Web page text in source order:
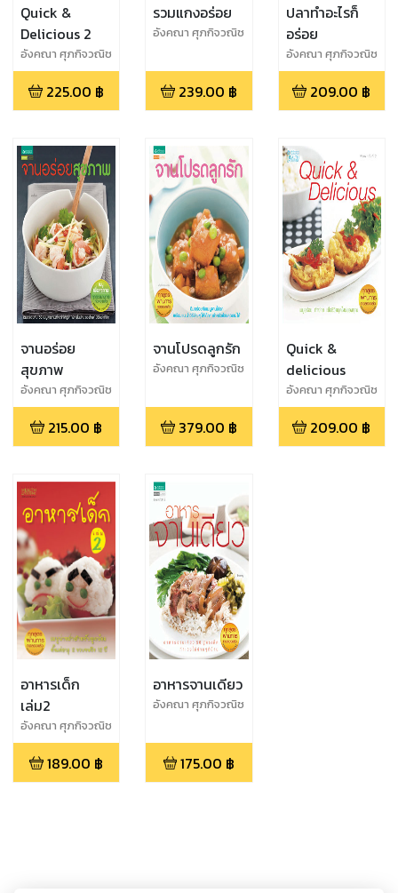
Quick &
Delicious 2
อังคณา ศุภกิจวณิช
โชค
225.00 ฿
รวมแกงอร่อย
อังคณา ศุภกิจวณิช
239.00 ฿
ปลาทำอะไรก็
อร่อย
อังคณา ศุภกิจวณิช
โชค
209.00 ฿
จานอร่อย
สุขภาพ
อังคณา ศุภกิจวณิช
โชค
215.00 ฿
จานโปรดลูกรัก
อังคณา ศุภกิจวณิช
379.00 ฿
Quick &
delicious
อังคณา ศุภกิจวณิช
โชค
209.00 ฿
อาหารเด็ก
เล่ม2
อังคณา ศุภกิจวณิช
โชค
189.00 ฿
อาหารจานเดียว
อังคณา ศุภกิจวณิช
175.00 ฿